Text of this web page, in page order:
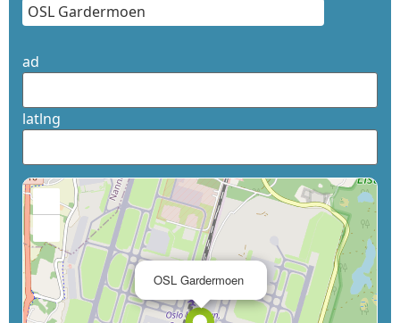
ad
latlng
OSL Gardermoen